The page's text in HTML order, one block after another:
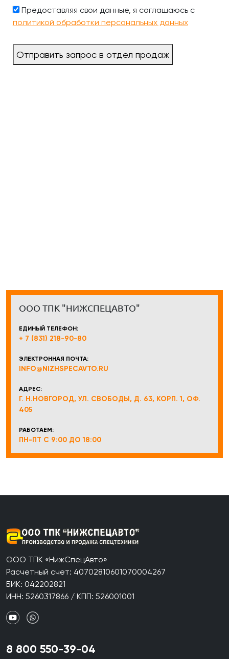
Предоставляя свои данные, я соглашаюсь с
политикой обработки персональных данных
Отправить запрос в отдел продаж
ООО ТПК "НИЖСПЕЦАВТО"
ЕДИНЫЙ ТЕЛЕФОН:
+ 7 (831) 218-90-80
ЭЛЕКТРОННАЯ ПОЧТА:
INFO@NIZHSPECAVTO.RU
АДРЕС:
Г. Н.НОВГОРОД, УЛ. СВОБОДЫ, Д. 63, КОРП. 1, ОФ.
405
РАБОТАЕМ:
ПН-ПТ С 9:00 ДО 18:00
ООО ТПК «НижСпецАвто»
Расчетный счет: 40702810601070004267
БИК: 042202821
ИНН: 5260317866 / КПП: 526001001
8 800 550-39-04